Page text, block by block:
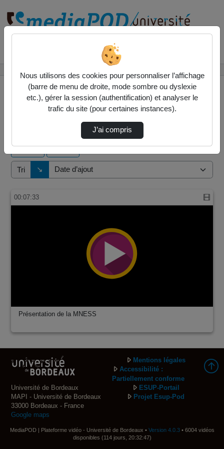
1 vidéo trouvée
Tri ↘
Direction de tri
00:07:33
Présentation de la MNESS
Université de Bordeaux
MAPI - Université de Bordeaux
33000 Bordeaux - France
Google maps
Mentions légales
Accessibilité :
Partiellement conforme
ESUP-Portail
Projet Esup-Pod
MediaPOD | Plateforme vidéo - Université de Bordeaux • Version 4.0.3• 6004 vidéos
disponibles (114 jours, 20:32:47)
Nous utilisons des cookies pour personnaliser l’affichage
(barre de menu de droite, mode sombre ou dyslexie
etc.), gérer la session (authentification) et analyser le
trafic du site (pour certaines instances).
J’ai compris